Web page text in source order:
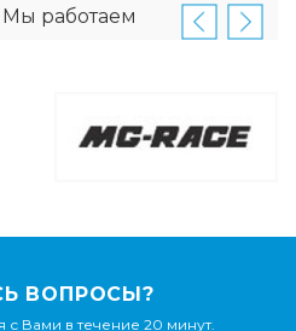
работаем
ВОПРОСЫ?
Вами в течение 20 минут.